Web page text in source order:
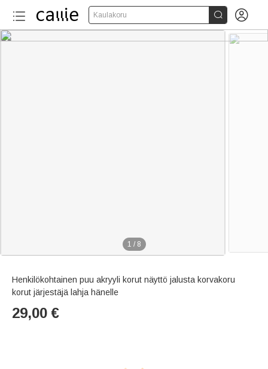
Kaulakoru  
1 / 8
Henkilökohtainen puu akryyli korut näyttö jalusta korvakoru
korut järjestäjä lahja hänelle
29,00 €